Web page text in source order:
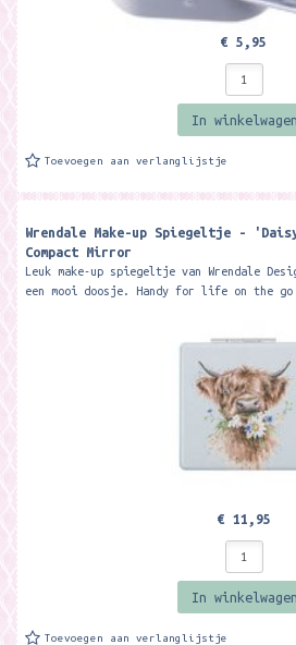
€ 5,95
In winkelwagen
Toevoegen aan verlanglijstje
Wrendale Make-up Spiegeltje -
Compact Mirror
Leuk make-up spiegeltje van Wrendale
een mooi doosje. Handy for life on the go
€ 11,95
In winkelwagen
Toevoegen aan verlanglijstje